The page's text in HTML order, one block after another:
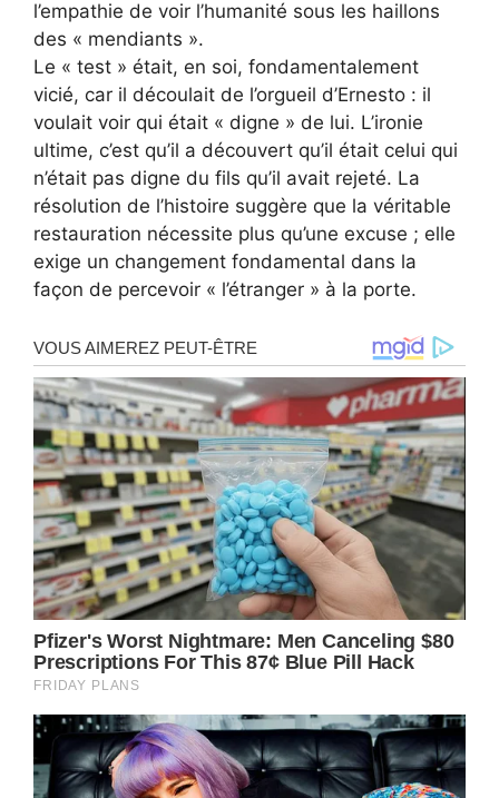
l’empathie de voir l’humanité sous les haillons
des « mendiants ».
Le « test » était, en soi, fondamentalement
vicié, car il découlait de l’orgueil d’Ernesto : il
voulait voir qui était « digne » de lui. L’ironie
ultime, c’est qu’il a découvert qu’il était celui qui
n’était pas digne du fils qu’il avait rejeté. La
résolution de l’histoire suggère que la véritable
restauration nécessite plus qu’une excuse ; elle
exige un changement fondamental dans la
façon de percevoir « l’étranger » à la porte.